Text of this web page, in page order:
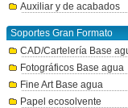
Auxiliar y de acabados
Soportes Gran Formato
CAD/Cartelería Base
Fotográficos Base agua
Fine Art Base agua
Papel ecosolvente